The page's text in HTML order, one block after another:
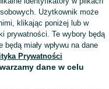
Użytkownik może
klikając poniżej lub w
prywatności. Te wybory będą
miały wpływu na dane
Prywatności
dane w celu